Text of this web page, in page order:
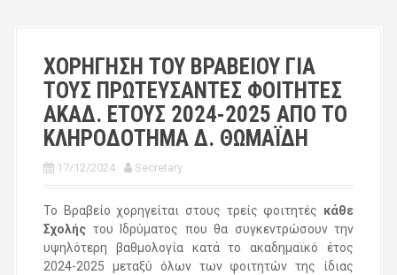
ΧΟΡΗΓΗΣΗ ΤΟΥ ΒΡΑΒΕΙΟΥ ΓΙΑ
ΤΟΥΣ ΠΡΩΤΕΥΣΑΝΤΕΣ ΦΟΙΤΗΤΕΣ
ΑΚΑΔ. ΕΤΟΥΣ 2024-2025 ΑΠΟ ΤΟ
ΚΛΗΡΟΔΟΤΗΜΑ Δ. ΘΩΜΑΪΔΗ
17/12/2024 Secretary
Το Βραβείο χορηγείται στους τρείς φοιτητές κάθε
Σχολής του Ιδρύματος που θα συγκεντρώσουν την
υψηλότερη βαθμολογία κατά το ακαδημαϊκό έτος
2024-2025 μεταξύ όλων των φοιτητών της ίδιας